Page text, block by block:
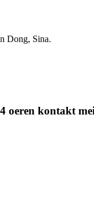
Dong, Sina.
oeren kontakt